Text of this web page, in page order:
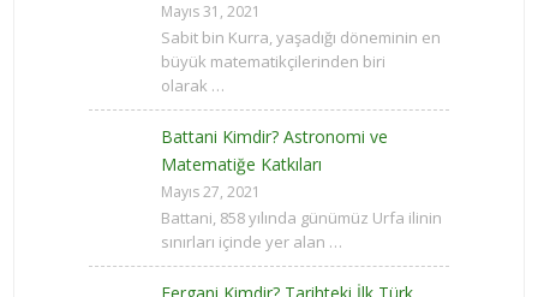
Mayıs 31, 2021
Sabit bin Kurra, yaşadığı döneminin en
büyük matematikçilerinden biri
olarak …
Battani Kimdir? Astronomi ve
Matematiğe Katkıları
Mayıs 27, 2021
Battani, 858 yılında günümüz Urfa ilinin
sınırları içinde yer alan …